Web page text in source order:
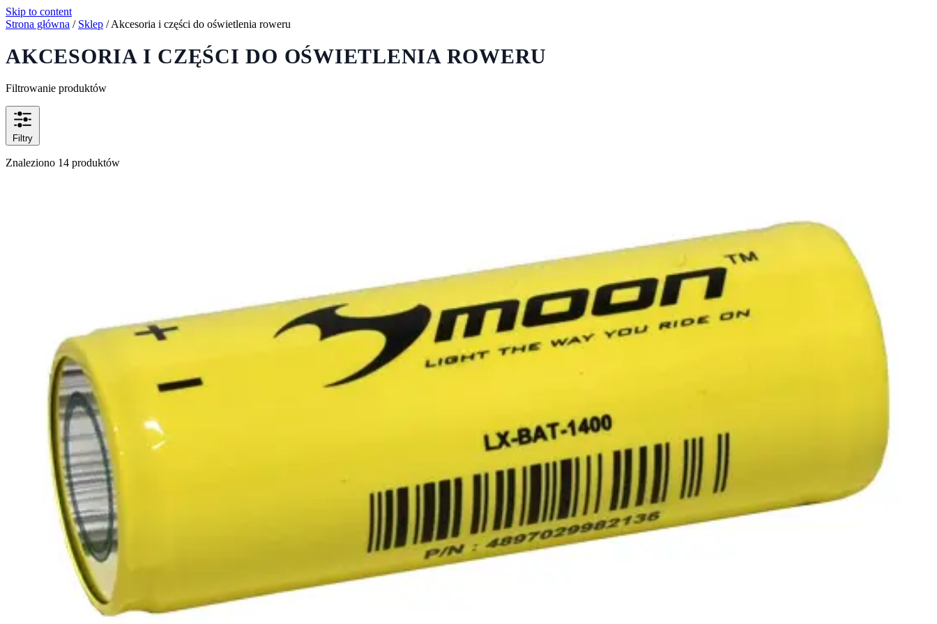
Skip to content
Strona główna / Sklep / Akcesoria i części do oświetlenia roweru
AKCESORIA I CZĘŚCI DO OŚWIETLENIA ROWERU
Filtrowanie produktów
Filtry
Znaleziono 14 produktów